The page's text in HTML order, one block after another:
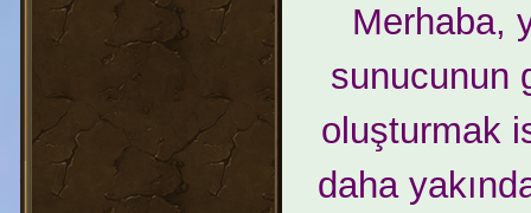
Merhaba,
sunucunun
oluşturmak
daha